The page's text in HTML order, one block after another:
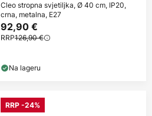
Cleo stropna svjetiljka, Ø 40 cm, IP20,
crna, metalna, E27
92,90 €
RRP126,90 €
Na lageru
RRP -24%